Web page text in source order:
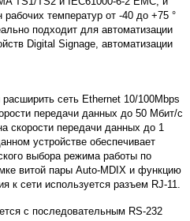
температур от -40 до +75 °
подходит для автоматизации
Digital Signage, автоматизации
сеть Ethernet 10/100Mbps
передачи данных до 50 Мбит/с
скорости передачи данных до 1
устройстве обеспечивает
выбора режима работы по
витой пары Auto-MDIX и функцию
к сети используется разъем RJ-11.
с последовательным RS-232